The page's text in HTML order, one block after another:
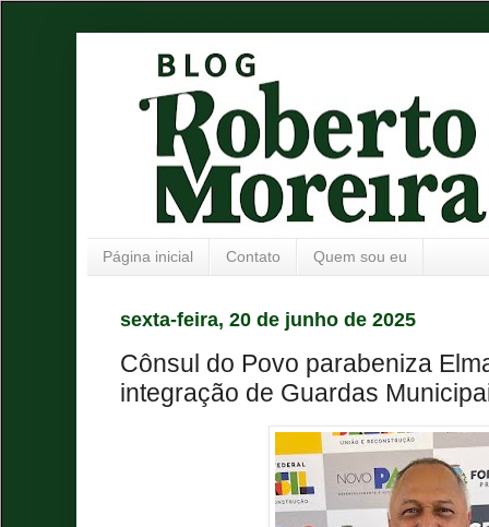
Página inicial Contato Quem sou eu
sexta-feira, 20 de junho de 2025
Cônsul do Povo parabeniza
integração de Guardas